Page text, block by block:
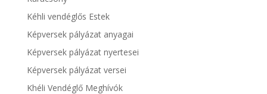
Kéhli vendéglős Estek
Képversek pályázat anyagai
Képversek pályázat nyertesei
Képversek pályázat versei
Khéli Vendéglő Meghívók